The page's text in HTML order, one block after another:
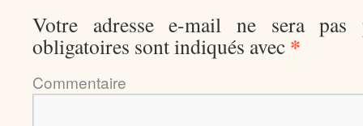
Votre adresse e-mail ne sera pas
obligatoires sont indiqués avec *